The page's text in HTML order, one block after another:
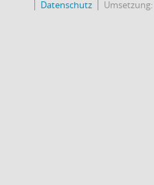
Datenschutz
Umsetzung: